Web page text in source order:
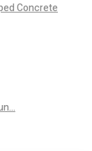
Concrete